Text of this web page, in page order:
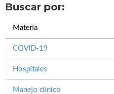
Buscar por:
Materia
COVID-19
Hospitales
Manejo clínico